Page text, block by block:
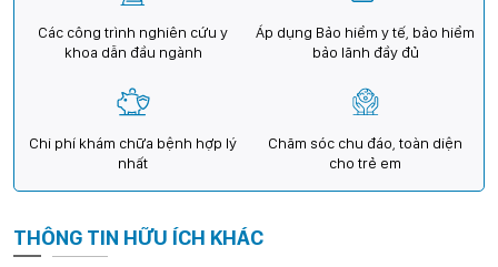
Các công trình nghiên cứu y
khoa dẫn đầu ngành
Áp dụng Bảo hiểm y tế, bảo hiểm
bảo lãnh đầy đủ
Chi phí khám chữa bệnh hợp lý
nhất
Chăm sóc chu đáo, toàn diện
cho trẻ em
THÔNG TIN HỮU ÍCH KHÁC